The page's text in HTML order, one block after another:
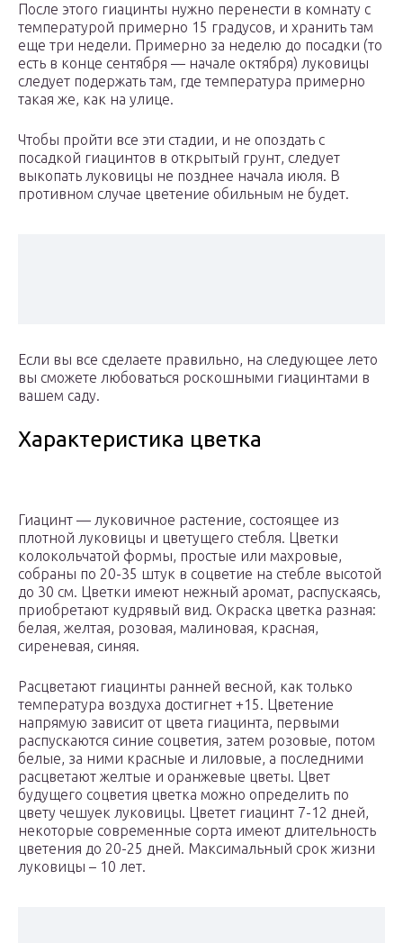
После этого гиацинты нужно перенести в комнату с
температурой примерно 15 градусов, и хранить там
еще три недели. Примерно за неделю до посадки (то
есть в конце сентября — начале октября) луковицы
следует подержать там, где температура примерно
такая же, как на улице.
Чтобы пройти все эти стадии, и не опоздать с
посадкой гиацинтов в открытый грунт, следует
выкопать луковицы не позднее начала июля. В
противном случае цветение обильным не будет.
Если вы все сделаете правильно, на следующее лето
вы сможете любоваться роскошными гиацинтами в
вашем саду.
Характеристика цветка
Гиацинт — луковичное растение, состоящее из
плотной луковицы и цветущего стебля. Цветки
колокольчатой формы, простые или махровые,
собраны по 20-35 штук в соцветие на стебле высотой
до 30 см. Цветки имеют нежный аромат, распускаясь,
приобретают кудрявый вид. Окраска цветка разная:
белая, желтая, розовая, малиновая, красная,
сиреневая, синяя.
Расцветают гиацинты ранней весной, как только
температура воздуха достигнет +15. Цветение
напрямую зависит от цвета гиацинта, первыми
распускаются синие соцветия, затем розовые, потом
белые, за ними красные и лиловые, а последними
расцветают желтые и оранжевые цветы. Цвет
будущего соцветия цветка можно определить по
цвету чешуек луковицы. Цветет гиацинт 7-12 дней,
некоторые современные сорта имеют длительность
цветения до 20-25 дней. Максимальный срок жизни
луковицы – 10 лет.